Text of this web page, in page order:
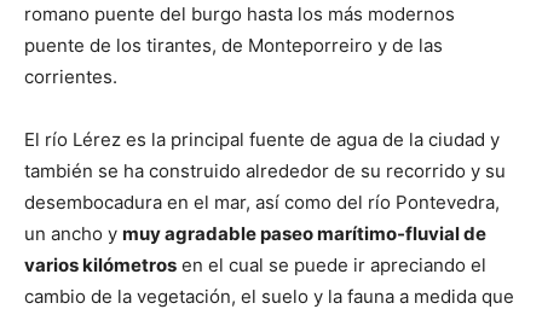
romano puente del burgo hasta los más modernos
puente de los tirantes, de Monteporreiro y de las
corrientes.
El río Lérez es la principal fuente de agua de la ciudad y
también se ha construido alrededor de su recorrido y su
desembocadura en el mar, así como del río Pontevedra,
un ancho y muy agradable paseo marítimo-fluvial de
varios kilómetros en el cual se puede ir apreciando el
cambio de la vegetación, el suelo y la fauna a medida que